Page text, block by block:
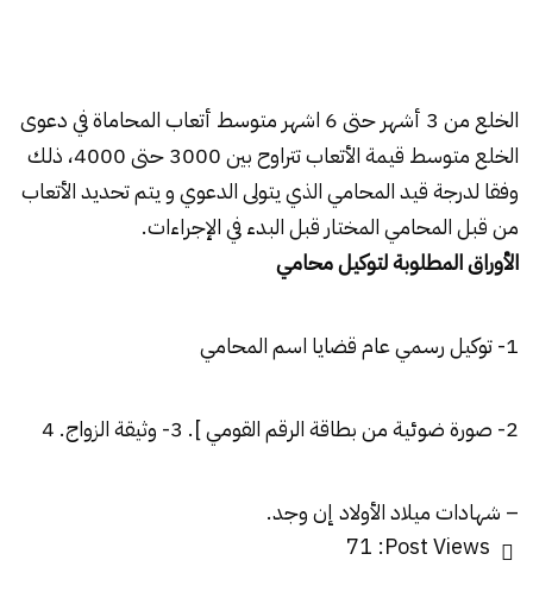
الخلع من 3 أشهر حتى 6 اشهر متوسط أتعاب المحاماة في دعوى
الخلع متوسط قيمة الأتعاب تتراوح بين 3000 حتى 4000، ذلك
وفقا لدرجة قيد المحامي الذي يتولى الدعوي و يتم تحديد الأتعاب
من قبل المحامي المختار قبل البدء في الإجراءات.
الأوراق المطلوبة لتوكيل محامي
1- توكيل رسمي عام قضايا اسم المحامي
2- صورة ضوئية من بطاقة الرقم القومي ]. 3- وثيقة الزواج. 4
– شهادات ميلاد الأولاد إن وجد.
Post Views:
71